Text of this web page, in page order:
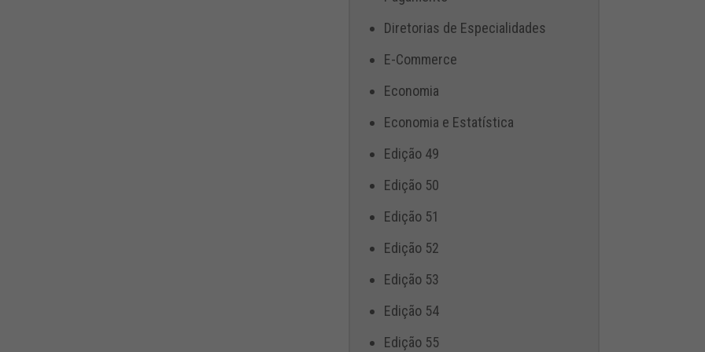
Diretorias de Especialidades
E-Commerce
Economia
Economia e Estatística
Edição 49
Edição 50
Edição 51
Edição 52
Edição 53
Edição 54
Edição 55